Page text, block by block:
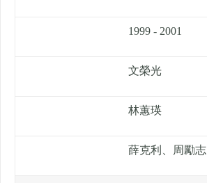
1999 - 2001
文榮光
林蕙瑛
薛克利、周勵志